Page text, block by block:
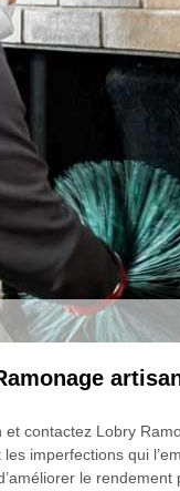
contactez Lobry
imperfections qui
le